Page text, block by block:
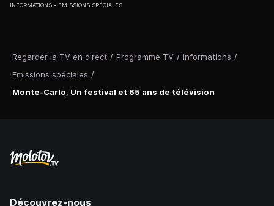
Regarder la TV en direct / Programme TV / Informations /
Emissions spéciales /
Monte-Carlo, Un festival et 65 ans de télévision
INFORMATIONS EMISSIONS SPÉCIALES
Découvrez-nous